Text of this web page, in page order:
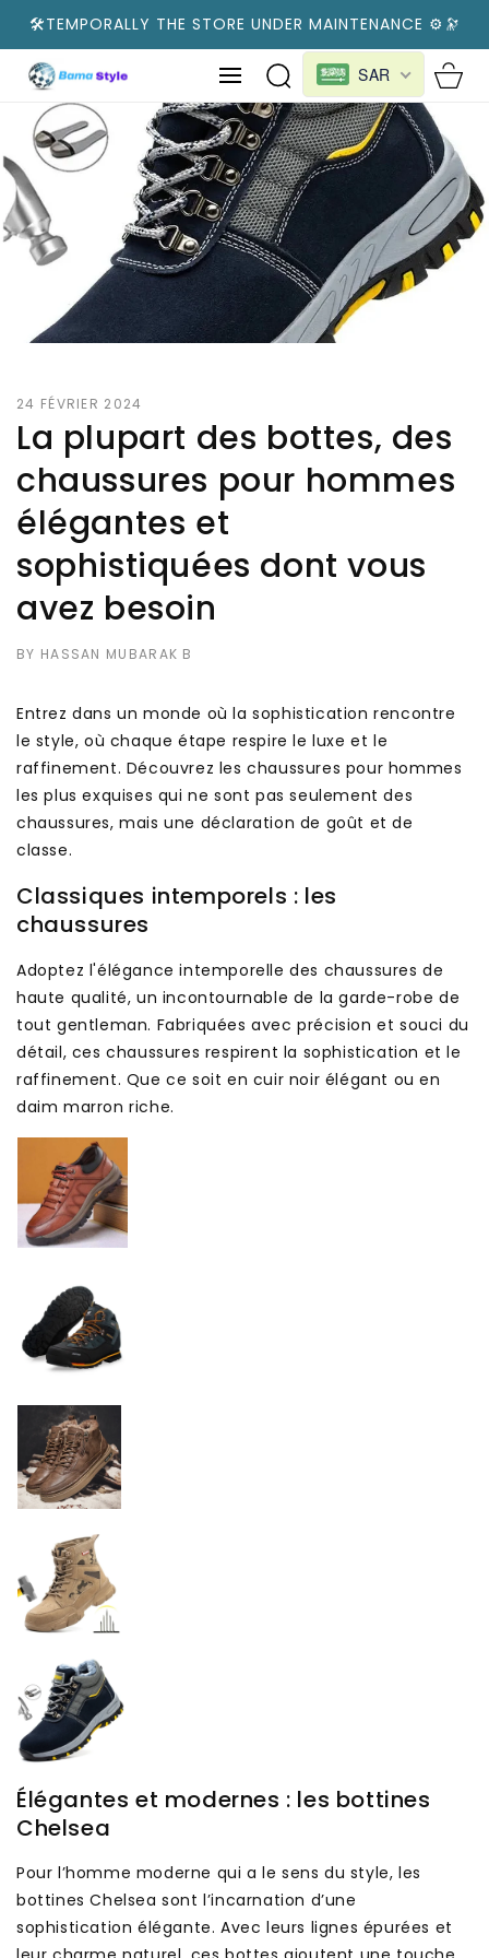
AU
CONTENU
🛠️TEMPORALLY THE STORE UNDER MAINTENANCE ⚙️🔭
SAR Panier
24 FÉVRIER 2024
La plupart des bottes, des
chaussures pour hommes
élégantes et
sophistiquées dont vous
avez besoin
BY HASSAN MUBARAK B
Entrez dans un monde où la sophistication rencontre
le style, où chaque étape respire le luxe et le
raffinement. Découvrez les chaussures pour hommes
les plus exquises qui ne sont pas seulement des
chaussures, mais une déclaration de goût et de
classe.
Classiques intemporels : les
chaussures
Adoptez l'élégance intemporelle des chaussures de
haute qualité, un incontournable de la garde-robe de
tout gentleman. Fabriquées avec précision et souci du
détail, ces chaussures respirent la sophistication et le
raffinement. Que ce soit en cuir noir élégant ou en
daim marron riche.
Élégantes et modernes : les bottines
Chelsea
Pour l’homme moderne qui a le sens du style, les
bottines Chelsea sont l’incarnation d’une
sophistication élégante. Avec leurs lignes épurées et